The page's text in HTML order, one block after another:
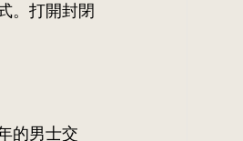
。打開封閉
的男士交